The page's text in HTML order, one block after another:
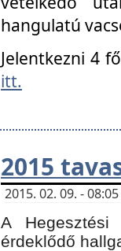
hangulatú
Jelentkezni 4
itt.
2015
2015. 02. 09. -
A
érdeklődő